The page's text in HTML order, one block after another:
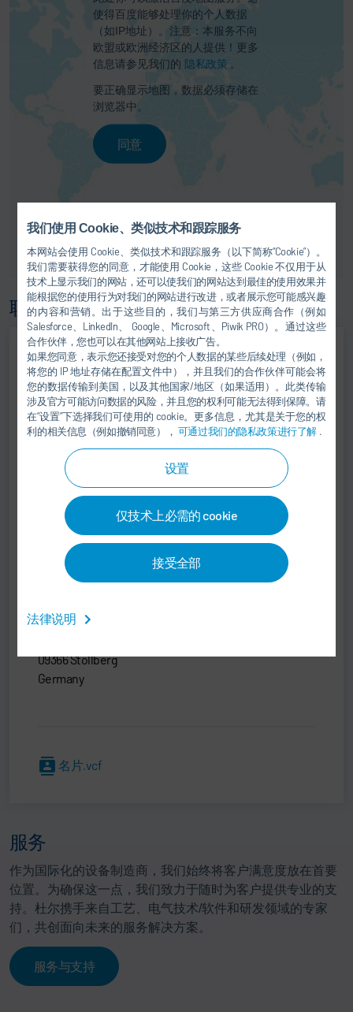
我们使用 Cookie、类似技术和跟踪服务
本网站会使用 Cookie、类似技术和跟踪服务（以下简称“Cookie”）。
我们需要获得您的同意，才能使用 Cookie，这些 Cookie 不仅用于从
技术上显示我们的网站，还可以使我们的网站达到最佳的使用效果并
能根据您的使用行为对我们的网站进行改进，或者展示您可能感兴趣
的内容和营销。出于这些目的，我们与第三方供应商合作（例如
Salesforce、LinkedIn、 Google、Microsoft、Piwik PRO）。通过这些
合作伙伴，您也可以在其他网站上接收广告。
如果您同意，表示您还接受对您的个人数据的某些后续处理（例如，
将您的 IP 地址存储在配置文件中），并且我们的合作伙伴可能会将
您的数据传输到美国，以及其他国家/地区（如果适用）。此类传输
涉及官方可能访问数据的风险，并且您的权利可能无法得到保障。请
在“设置”下选择我们可使用的 cookie。更多信息，尤其是关于您的权
利的相关信息（例如撤销同意）， 可通过我们的隐私政策进行了解 .
设置
仅技术上必需的 cookie
接受全部
法律说明
使得百度能够处理你的个人数据
（如IP地址）。注意：本服务不向
欧盟或欧洲经济区的人提供！更多
信息请参见我们的 隐私政策
要正确显示地图，数据必须存储在
浏览器中。
同意
联系方式
Holger Füssel
MANAGING DIRECTOR
+49 37296 547-0
somac@durr.com
Dürr Somac GmbH
09366 Stollberg
Germany
名片.vcf
服务
作为国际化的设备制造商，我们始终将客户满意度放在首要
位置。为确保这一点，我们致力于随时为客户提供专业的支
持。杜尔携手来自工艺、电气技术/软件和研发领域的专家
们，共创面向未来的服务解决方案。
服务与支持